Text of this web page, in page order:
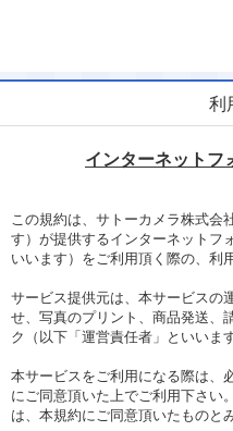
利
インターネットフ
この規約は、サトーカメラ株式会
す）が提供するインターネットフ
いいます）をご利用頂く際の、利
サービス提供元は、本サービスの
せ、写真のプリント、商品発送、
ク（以下「運営責任者」といいま
本サービスをご利用になる際は、
にご同意頂いた上でご利用下さい
は、本規約にご同意頂いたものと